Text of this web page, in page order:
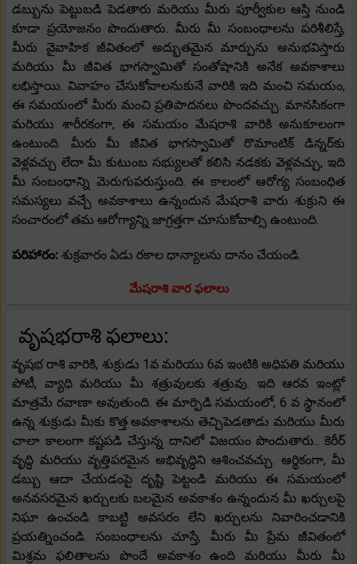
డబ్బును పెట్టుబడి పెడతారు మరియు మీరు పూర్వీకుల ఆస్తి నుండి
కూడా ప్రయోజనం పొందుతారు. మీరు మీ సంబంధాలను పరిశీలిస్తే,
మీరు వైవాహిక జీవితంలో అద్భుతమైన మార్పును అనుభవిస్తారు
మరియు మీ జీవిత భాగస్వామితో సంతోషానికి అనేక అవకాశాలు
లభిస్తాయి. వివాహం చేసుకోవాలనుకునే వారికి ఇది మంచి సమయం,
ఈ సమయంలో మీరు మంచి ప్రతిపాదనలు పొందవచ్చు. మానసికంగా
మరియు శారీరకంగా, ఈ సమయం మేషరాశి వారికి అనుకూలంగా
ఉంటుంది. మీరు మీ జీవిత భాగస్వామితో రొమాంటిక్ డిన్నర్‌కు
వెళ్లవచ్చు లేదా మీ కుటుంబ సభ్యులతో కలిసి నడకకు వెళ్లవచ్చు, ఇది
మీ సంబంధాన్ని మెరుగుపరుస్తుంది. ఈ కాలంలో ఆరోగ్య సంబంధిత
సమస్యలు వచ్చే అవకాశాలు ఉన్నందున మేషరాశి వారు శుక్రుని ఈ
సంచారంలో తమ ఆరోగ్యాన్ని జాగ్రత్తగా చూసుకోవాల్సి ఉంటుంది.
పరిహారం: శుక్రవారం ఏడు రకాల ధాన్యాలను దానం చేయండి.
మేషరాశి వార ఫలాలు
వృషభరాశి ఫలాలు:
వృషభ రాశి వారికి, శుక్రుడు 1వ మరియు 6వ ఇంటికి అధిపతి మరియు
పోటీ, వ్యాధి మరియు మీ శత్రువులకు శత్రువు. ఇది ఆరవ ఇంట్లో
మాత్రమే రవాణా అవుతుంది. ఈ మార్పిడి సమయంలో, 6 వ స్థానంలో
ఉన్న శుక్రుడు మీకు కొత్త అవకాశాలను తెచ్చిపెడతాడు మరియు మీరు
చాలా కాలంగా కష్టపడి చేస్తున్న దానిలో విజయం పొందుతారు.. కెరీర్
వృద్ధి మరియు వృత్తిపరమైన అభివృద్ధిని ఆశించవచ్చు. ఆర్థికంగా, మీ
డబ్బు ఆదా చేయడంపై దృష్టి పెట్టండి మరియు ఈ సమయంలో
అనవసరమైన ఖర్చులకు బలమైన అవకాశం ఉన్నందున మీ ఖర్చులపై
నిఘా ఉంచండి కాబట్టి అవసరం లేని ఖర్చులను నివారించడానికి
ప్రయత్నించండి. సంబంధాలను చూస్తే, మీరు మీ ప్రేమ జీవితంలో
మిశ్రమ ఫలితాలను పొందే అవకాశం ఉంది మరియు మీరు మీ